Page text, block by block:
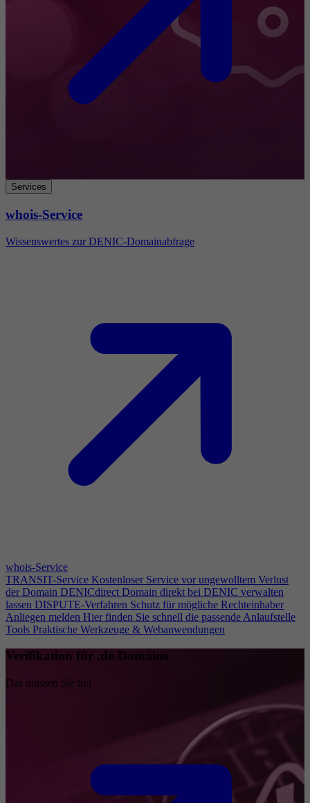
Services
whois-Service
Wissenswertes zur DENIC-Domainabfrage
whois-Service
TRANSIT-Service Kostenloser Service vor ungewolltem Verlust
der Domain DENICdirect Domain direkt bei DENIC verwalten
lassen DISPUTE-Verfahren Schutz für mögliche Rechteinhaber
Anliegen melden Hier finden Sie schnell die passende Anlaufstelle
Tools Praktische Werkzeuge & Webanwendungen
Verifikation für .de-Domains
Das müssen Sie tun